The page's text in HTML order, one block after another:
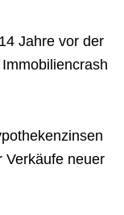
Jahre vor der
Verkäufe neuer